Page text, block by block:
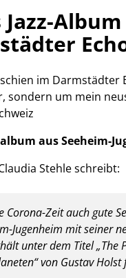
Jazz-
im Darmstädter
sondern um mein
aus Seeheim-
Stehle schreibt:
Corona-Zeit auch gute
Jugenheim mit seiner
unter dem Titel „The
von Gustav